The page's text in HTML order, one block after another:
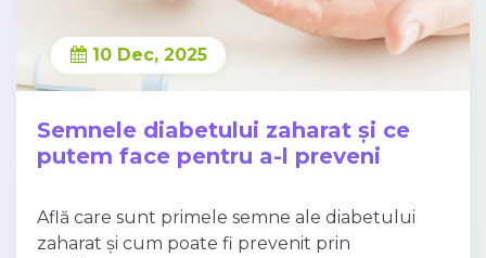
10 Dec, 2025
Semnele diabetului zaharat și ce
putem face pentru a-l preveni
Află care sunt primele semne ale diabetului
zaharat și cum poate fi prevenit prin